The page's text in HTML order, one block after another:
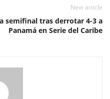
Next article
semifinal tras derrotar 4-3 a
Panamá en Serie del Caribe